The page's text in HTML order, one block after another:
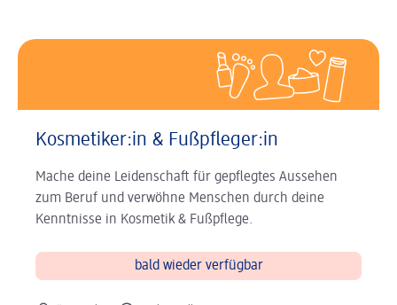
Kosmetiker:in & Fußpfleger:in
Mache deine Leidenschaft für gepflegtes Aussehen
zum Beruf und verwöhne Menschen durch deine
Kenntnisse in Kosmetik & Fußpflege.
bald wieder verfügbar